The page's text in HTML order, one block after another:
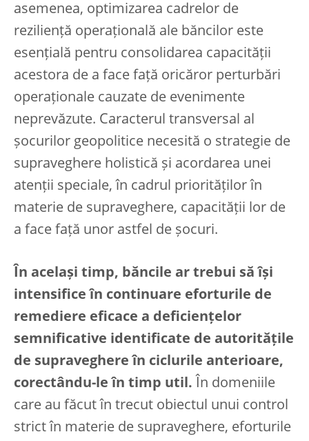
asemenea, optimizarea cadrelor de
reziliență operațională ale băncilor este
esențială pentru consolidarea capacității
acestora de a face față oricăror perturbări
operaționale cauzate de evenimente
neprevăzute. Caracterul transversal al
șocurilor geopolitice necesită o strategie de
supraveghere holistică și acordarea unei
atenții speciale, în cadrul priorităților în
materie de supraveghere, capacității lor de
a face față unor astfel de șocuri.
În același timp, băncile ar trebui să își
intensifice în continuare eforturile de
remediere eficace a deficiențelor
semnificative identificate de autoritățile
de supraveghere în ciclurile anterioare,
corectându-le în timp util.
În domeniile
care au făcut în trecut obiectul unui control
strict în materie de supraveghere, eforturile